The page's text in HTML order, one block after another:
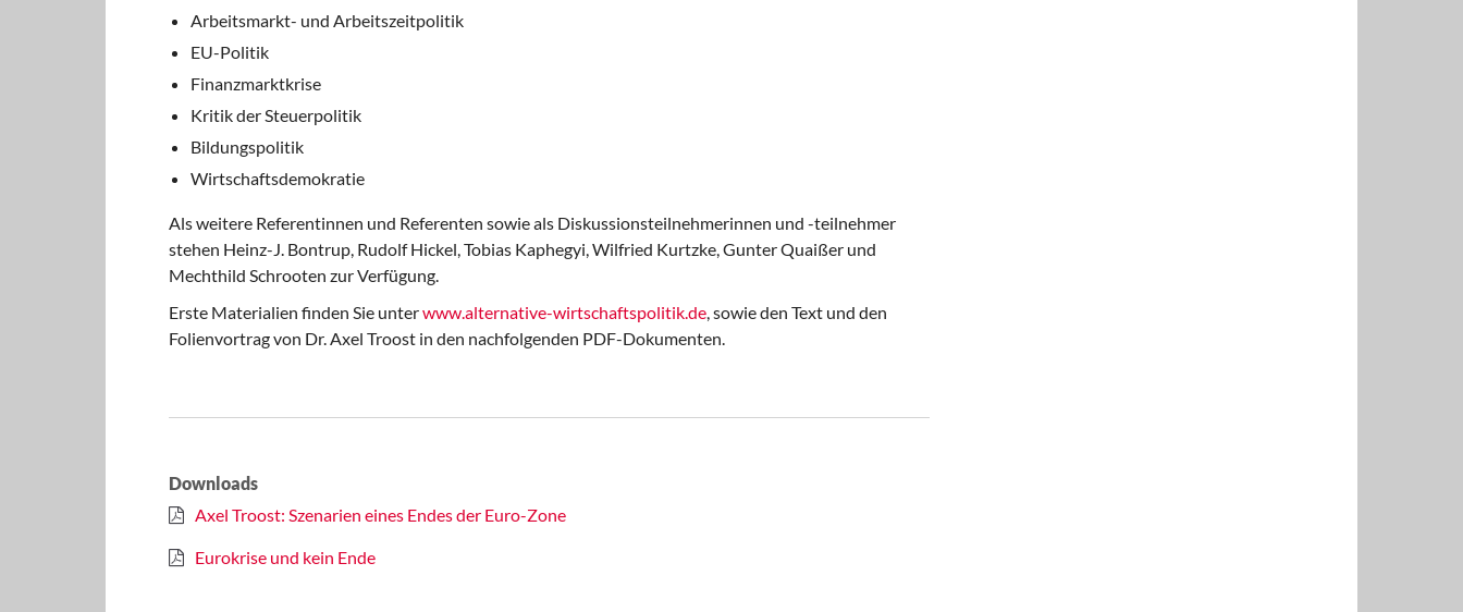
Arbeitsmarkt- und Arbeitszeitpolitik
EU-Politik
Finanzmarktkrise
Kritik der Steuerpolitik
Bildungspolitik
Wirtschaftsdemokratie
Als weitere Referentinnen und Referenten sowie als Diskussionsteilnehmerinnen und -teilnehmer
stehen Heinz-J. Bontrup, Rudolf Hickel,Tobias Kaphegyi,Wilfried Kurtzke,Gunter Quaißerund
Mechthild Schrooten zur Verfügung.
Erste Materialien finden Sie unterwww.alternative-wirtschaftspolitik.de, sowie den Text und den
Folienvortrag von Dr. Axel Troost in den nachfolgenden PDF-Dokumenten.
Downloads
Axel Troost: Szenarien eines Endes der Euro-Zone
Eurokrise und kein Ende